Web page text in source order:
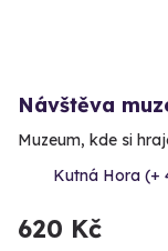
Návštěva
Muzeum, kde si
Kutná Hora (+
620 Kč